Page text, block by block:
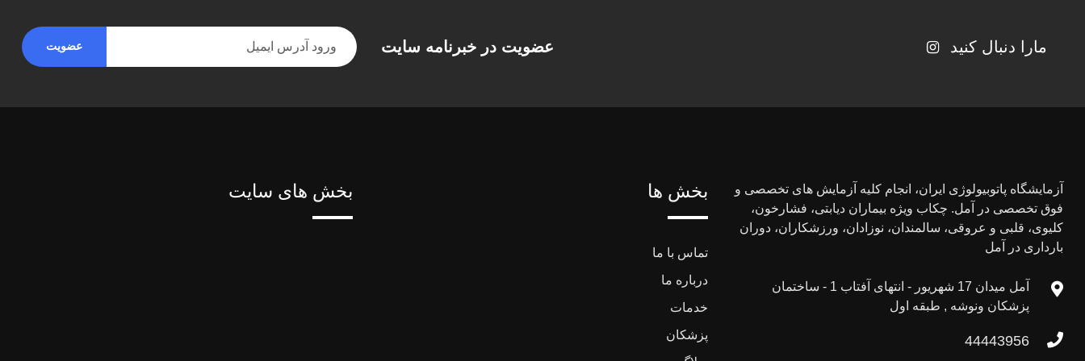
مارا دنبال کنید عضویت در خبرنامه سایت
آزمایشگاه پاتوبیولوژی ایران، انجام کلیه آزمایش های تخصصی و
فوق تخصصی در آمل. چکاب ویژه بیماران دیابتی، فشارخون،
کلیوی، قلبی و عروقی، سالمندان، نوزادان، ورزشکاران، دوران
بارداری در آمل
آمل میدان 17 شهریور - انتهای آفتاب 1 - ساختمان
پزشکان ونوشه , طبقه اول
44443956
بخش ها
تماس با ما
درباره ما
خدمات
پزشکان
بخش های سایت